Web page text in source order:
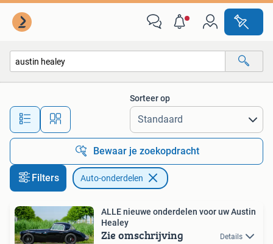
Alle afstanden…
Sorteer op
Bewaar je zoekopdracht
Filters Auto-onderdelen
ALLE nieuwe onderdelen voor uw Austin
Healey
Zie omschrijving Details